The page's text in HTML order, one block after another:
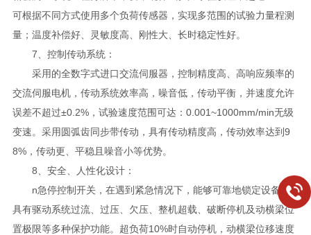
可根据不同方式使用多个负荷传感器，实现多范围的试验力量程测
量；温度补偿好、灵敏度高、刚性大、长时稳定性好。
7、控制传动系统：
采用的全数字式进口交流伺服器，控制精度高、高响应频率的
交流伺服电机，传动系统效率高，噪音低，传动平衡，并速度允许
误差不超过±0.2%，试验速度范围可达：0.001~1000mm/min无级
变速。采用圆弧齿同步带传动，具有传动精度高，传动效率达到9
8%，传动更、平稳且噪音小等优势。
8、安全、人性化设计：
n急停控制开关，在遇到紧急情况下，能够可靠地锁定设备，
具有驱动系统过流、过压、欠压、整机超载、破断停机及动横梁位
置极限等多种保护功能。超负荷10%时自动停机，动横梁位移速度